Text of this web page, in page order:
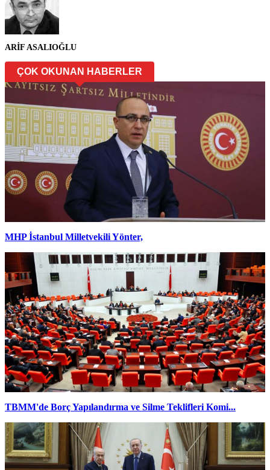
ARİF ASALIOĞLU
ÇOK OKUNAN HABERLER
MHP İstanbul Milletvekili Yönter,
TBMM'de Borç Yapılandırma ve Silme Teklifleri Komi...